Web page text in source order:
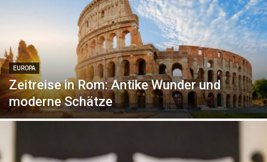
EUROPA
Zeitreise in Rom: Antike Wunder und
moderne Schätze